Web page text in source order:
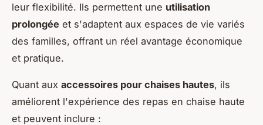
leur flexibilité. Ils permettent une utilisation
prolongée et s'adaptent aux espaces de vie variés
des familles, offrant un réel avantage économique
et pratique.
Quant aux accessoires pour chaises hautes, ils
améliorent l'expérience des repas en chaise haute
et peuvent inclure :